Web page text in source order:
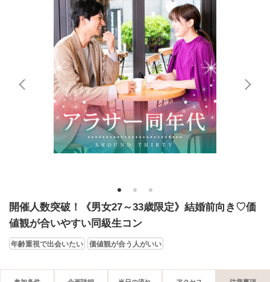
1 2 3
開催人数突破！《男女27～33歳限定》結婚前向き♡価
値観が合いやすい同級生コン
年齢重視で出会いたい 価値観が合う人がいい